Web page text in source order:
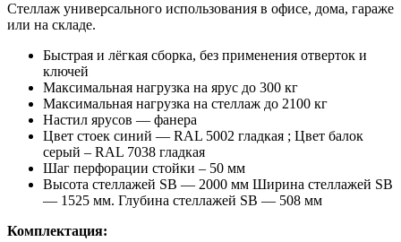
Стеллаж универсального использования в офисе, дома, гараже
или на складе.
Быстрая и лёгкая сборка, без применения отверток и
ключей
Максимальная нагрузка на ярус до 300 кг
Максимальная нагрузка на стеллаж до 2100 кг
Настил ярусов — фанера
Цвет стоек синий — RAL 5002 гладкая ; Цвет балок
серый – RAL 7038 гладкая
Шаг перфорации стойки – 50 мм
Высота стеллажей SB — 2000 мм Ширина стеллажей SB
— 1525 мм. Глубина стеллажей SB — 508 мм
Комплектация: